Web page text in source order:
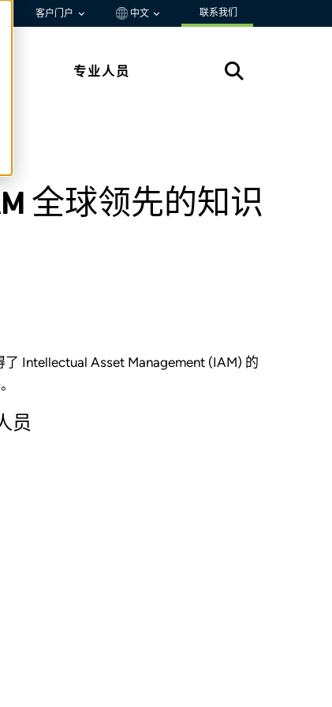
客户门户 中文 联系我们
专业人员
全球领先的知识
Intellectual Asset Management (IAM) 的
员